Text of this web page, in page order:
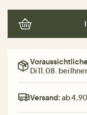
Di 11.08. bei
Versand:ab